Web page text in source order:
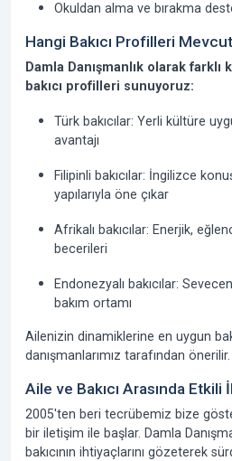
Okuldan alma ve bırakma
Hangi Bakıcı Profilleri
Damla Danışmanlık olarak
bakıcı profilleri sunuyoruz:
Türk bakıcılar: Yerli kültüre
avantajı
Filipinli bakıcılar: İngilizce
yapılarıyla öne çıkar
Afrikalı bakıcılar: Enerjik,
becerileri
Endonezyalı bakıcılar:
bakım ortamı
Ailenizin dinamiklerine en uygun
danışmanlarımız tarafından önerilir.
Aile ve Bakıcı Arasında Etkili
2005'ten beri tecrübemiz bize
bir iletişim ile başlar. Damla
bakıcının ihtiyaçlarını gözeterek